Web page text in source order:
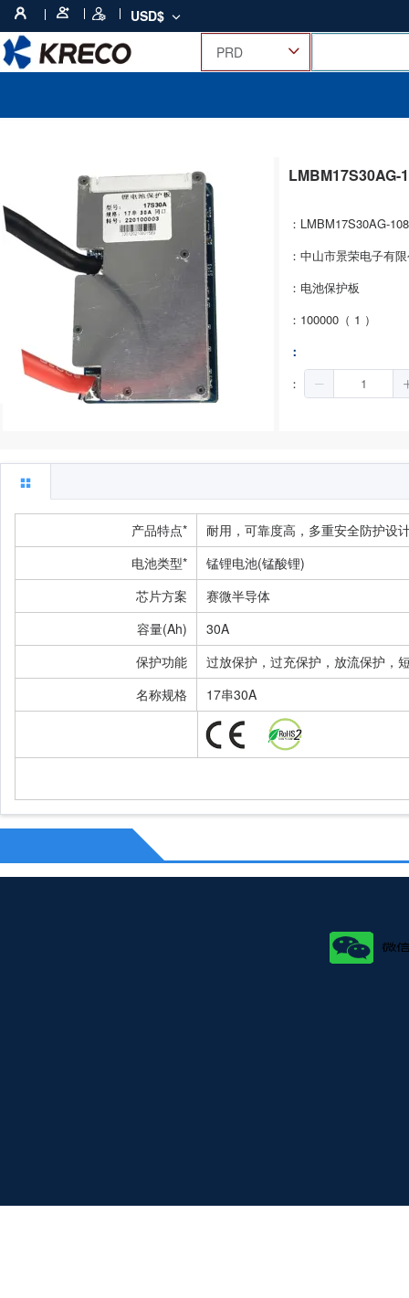
USD$
LMBM17S30AG-
：LMBM17S30AG-
：中山市景荣电子有
：电池保护板
：100000（ 1 ）
：
：
产品特点*
耐用，可靠度高，多重安全防护设
电池类型*
锰锂电池(锰酸锂)
芯片方案
赛微半导体
容量(Ah)
30A
保护功能
过放保护，过充保护，放流保护，
名称规格
17串30A